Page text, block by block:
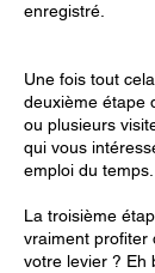
enregistré.
Une fois tout
deuxième étape
ou plusieurs
qui vous
emploi du temps.
La troisième
vraiment profiter
votre levier ? Eh